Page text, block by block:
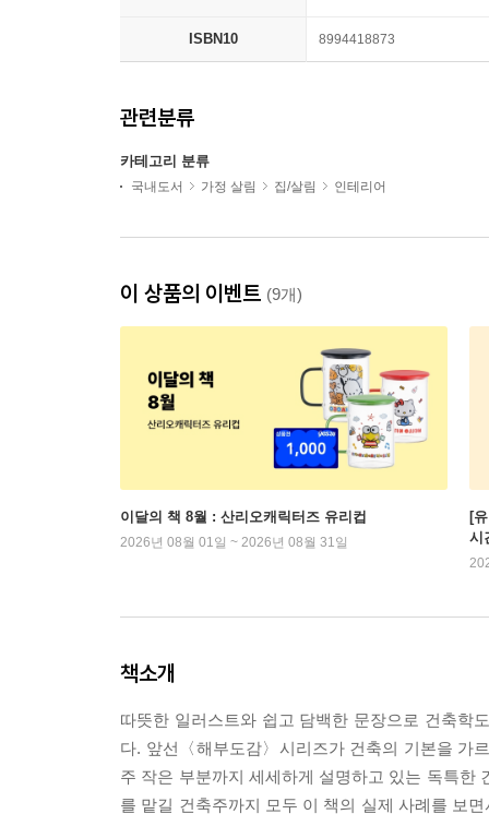
ISBN10 8994418873
관련분류
카테고리 분류
국내도서 가정 살림 집/살림 인테리어
이 상품의 이벤트 (9개)
이달의 책 8월 : 산리오캐릭터즈 유리컵
2026년 08월 01일 ~ 2026년 08월 31일
[
시
책소개
따뜻한 일러스트와 쉽고 담백한 문장으로 건축학
다. 앞선〈해부도감〉시리즈가 건축의 기본을 가
주 작은 부분까지 세세하게 설명하고 있는 독특한
를 맡길 건축주까지 모두 이 책의 실제 사례를 보